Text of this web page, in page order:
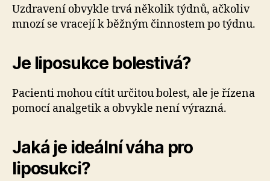
Uzdravení obvykle trvá několik týdnů, ačkoliv
mnozí se vracejí k běžným činnostem po týdnu.
Je liposukce bolestivá?
Pacienti mohou cítit určitou bolest, ale je řízena
pomocí analgetik a obvykle není výrazná.
Jaká je ideální váha pro
liposukci?